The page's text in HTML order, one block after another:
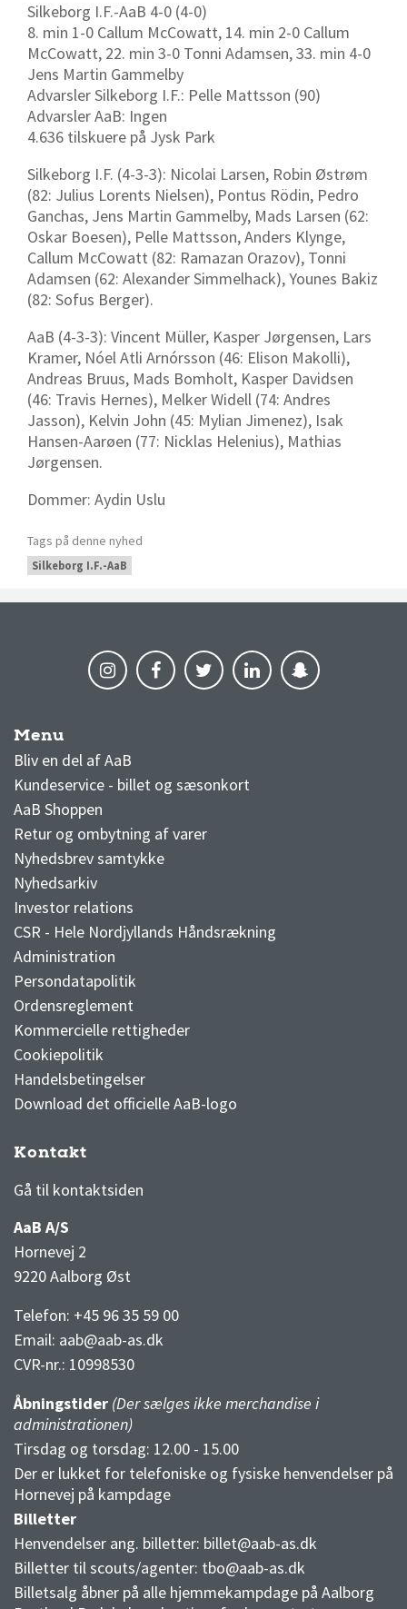
Silkeborg I.F.-AaB 4-0 (4-0)
8. min 1-0 Callum McCowatt, 14. min 2-0 Callum
McCowatt, 22. min 3-0 Tonni Adamsen, 33. min 4-0
Jens Martin Gammelby
Advarsler Silkeborg I.F.: Pelle Mattsson (90)
Advarsler AaB: Ingen
4.636 tilskuere på Jysk Park
Silkeborg I.F. (4-3-3): Nicolai Larsen, Robin Østrøm
(82: Julius Lorents Nielsen), Pontus Rödin, Pedro
Ganchas, Jens Martin Gammelby, Mads Larsen (62:
Oskar Boesen), Pelle Mattsson, Anders Klynge,
Callum McCowatt (82: Ramazan Orazov), Tonni
Adamsen (62: Alexander Simmelhack), Younes Bakiz
(82: Sofus Berger).
AaB (4-3-3): Vincent Müller, Kasper Jørgensen, Lars
Kramer, Nóel Atli Arnórsson (46: Elison Makolli),
Andreas Bruus, Mads Bomholt, Kasper Davidsen
(46: Travis Hernes), Melker Widell (74: Andres
Jasson), Kelvin John (45: Mylian Jimenez), Isak
Hansen-Aarøen (77: Nicklas Helenius), Mathias
Jørgensen.
Dommer: Aydin Uslu
Tags på denne nyhed
Silkeborg I.F.-AaB
Menu
Bliv en del af AaB
Kundeservice - billet og sæsonkort
AaB Shoppen
Retur og ombytning af varer
Nyhedsbrev samtykke
Nyhedsarkiv
Investor relations
CSR - Hele Nordjyllands Håndsrækning
Administration
Persondatapolitik
Ordensreglement
Kommercielle rettigheder
Cookiepolitik
Handelsbetingelser
Download det officielle AaB-logo
Kontakt
Gå til kontaktsiden
AaB A/S
Hornevej 2
9220 Aalborg Øst
Telefon: +45 96 35 59 00
Email: aab@aab-as.dk
CVR-nr.: 10998530
Åbningstider (Der sælges ikke merchandise i
administrationen)
Tirsdag og torsdag: 12.00 - 15.00
Der er lukket for telefoniske og fysiske henvendelser på
Hornevej på kampdage
Billetter
Henvendelser ang. billetter: billet@aab-as.dk
Billetter til scouts/agenter: tbo@aab-as.dk
Billetsalg åbner på alle hjemmekampdage på Aalborg